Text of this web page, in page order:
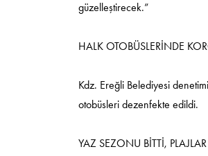
güzelleştirecek.”
HALK OTOBÜSLERİNDE
Kdz. Ereğli Belediyesi
otobüsleri dezenfekte edildi.
YAZ SEZONU BİTTİ,